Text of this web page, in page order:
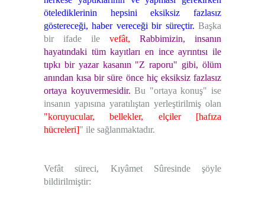
ötelediklerinin hepsini eksiksiz fazlasız
göstereceği, haber vereceği bir süreçtir. Başka
bir ifade ile vefât,
Rabbimizin, insanın
hayatındaki tüm kayıtları en ince ayrıntısı ile
tıpkı bir yazar kasanın "Z raporu" gibi, ölüm
anından kısa bir süre önce hiç eksiksiz fazlasız
ortaya koyuvermesidir. Bu "ortaya konuş" ise
insanın yapısına yaratılıştan yerleştirilmiş olan
"koruyucular, bellekler, elçiler [hafıza
hücreleri]" ile sağlanmaktadır.
Vefât süreci, Kıyâmet Sûresinde şöyle
bildirilmiştir: